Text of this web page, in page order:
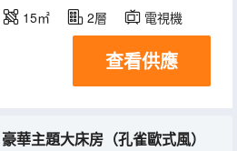
15㎡ 2層 電視機
查看供應
豪華主題大床房（孔雀歐式風）